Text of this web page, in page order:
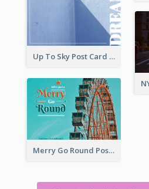
Up To Sky Post Card
Merry Go Round Post Card